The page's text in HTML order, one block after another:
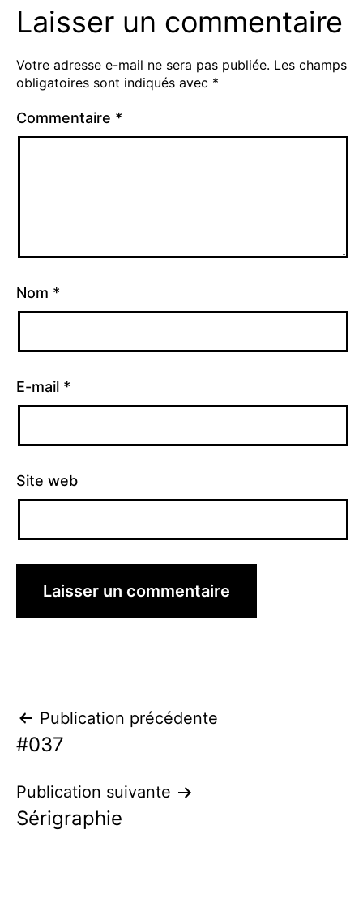
Laisser un commentaire
Votre adresse e-mail ne sera pas publiée. Les champs
obligatoires sont indiqués avec *
Commentaire *
Nom *
E-mail *
Site web
Navigation
de
l’article
Publication précédente
#037
Publication suivante
Sérigraphie